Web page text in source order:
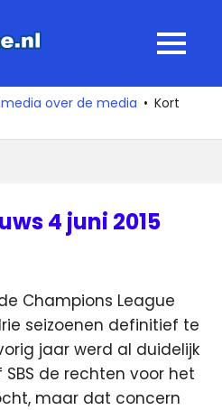
MENU
over de media
Kort
4 juni 2015
Champions League
seizoenen definitief te
jaar werd al duidelijk
de rechten voor het
maar dat concern